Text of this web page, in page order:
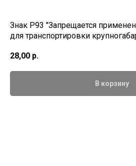
Знак P93 "Запрещается
для транспортировки
28,00 р.
В корзину